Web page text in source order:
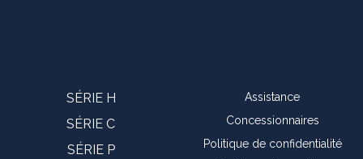
SÉRIE H
SÉRIE C
SÉRIE P
Assistance
Concessionnaires
Politique de confidentialité